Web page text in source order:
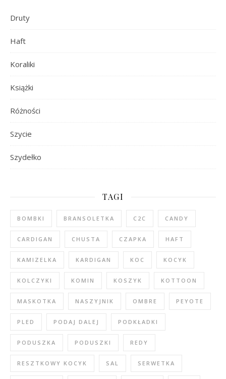
Druty
Haft
Koraliki
Książki
Różności
Szycie
Szydełko
TAGI
BOMBKI BRANSOLETKA C2C CANDY
CARDIGAN CHUSTA CZAPKA HAFT
KAMIZELKA KARDIGAN KOC KOCYK
KOLCZYKI KOMIN KOSZYK KOTTOON
MASKOTKA NASZYJNIK OMBRE PEYOTE
PLED PODAJ DALEJ PODKŁADKI
PODUSZKA PODUSZKI REDY
RESZTKOWY KOCYK SAL SERWETKA